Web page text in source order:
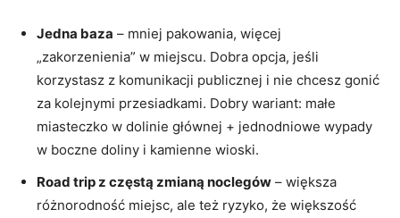
Jedna baza – mniej pakowania, więcej
„zakorzenienia” w miejscu. Dobra opcja, jeśli
korzystasz z komunikacji publicznej i nie chcesz gonić
za kolejnymi przesiadkami. Dobry wariant: małe
miasteczko w dolinie głównej + jednodniowe wypady
w boczne doliny i kamienne wioski.
Road trip z częstą zmianą noclegów – większa
różnorodność miejsc, ale też ryzyko, że większość